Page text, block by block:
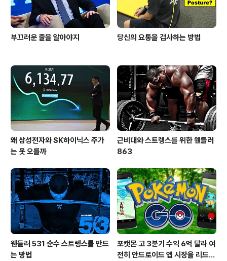
부끄러운 줄을 알아야지 당신의 요통을 검사하는 방법
왜 삼성전자와 SK하이닉스 주가
는 못 오를까
근비대와 스트렝스를 위한 웬들러
863
웬들러 531 순수 스트렝스를 만드
는 방법
포캣몬 고 3분기 수익 6억 달라 여
전히 안드로이드 앱 시장을 리드